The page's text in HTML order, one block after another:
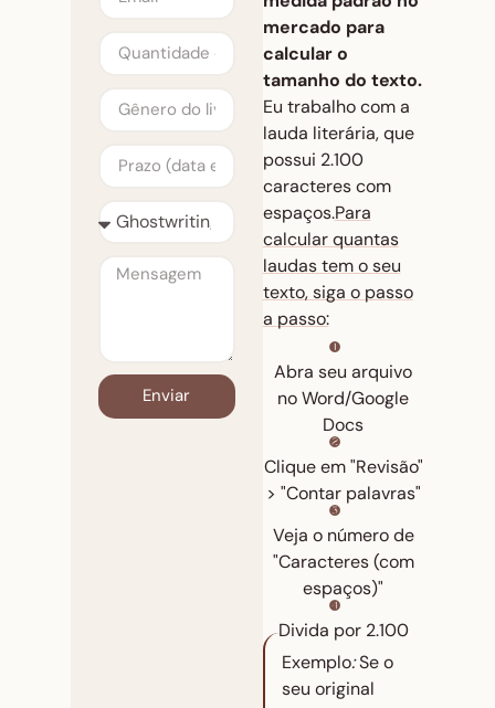
Enviar
mercado para
calcular o
tamanho do texto.
Eu trabalho com a
lauda literária, que
possui 2.100
caracteres com
espaços.Para
calcular quantas
laudas tem o seu
texto, siga o passo
a passo:
Abra seu arquivo
no Word/Google
Docs
Clique em "Revisão"
> "Contar palavras"
Veja o número de
"Caracteres (com
espaços)"
Divida por 2.100
Exemplo:Se o
seu original